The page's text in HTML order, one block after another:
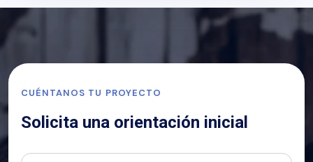
CUÉNTANOS TU PROYECTO
Solicita una orientación inicial